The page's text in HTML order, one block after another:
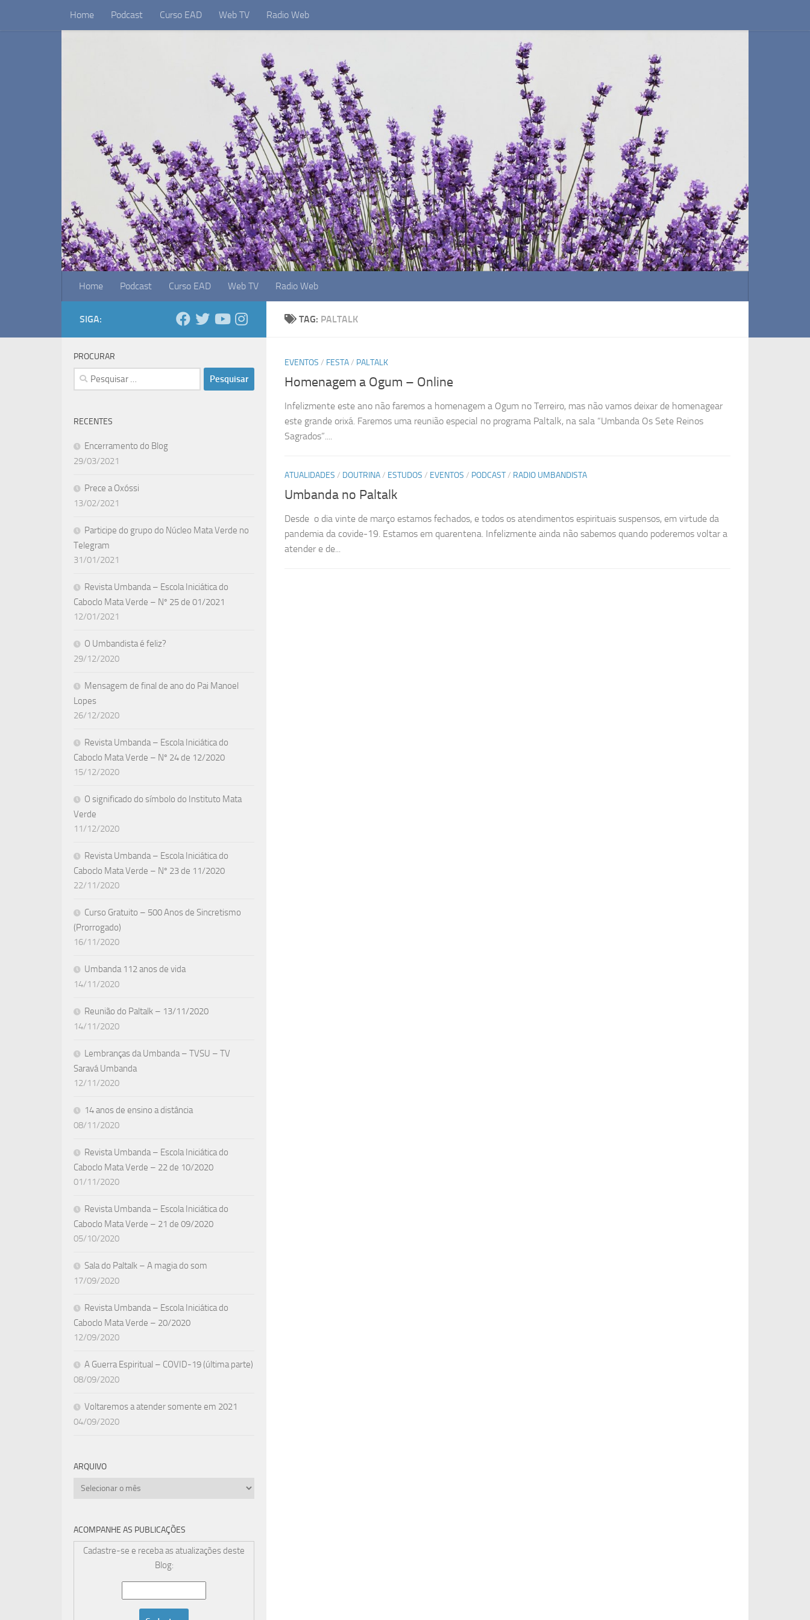
Skip to contentHome Podcast Curso EAD Web TV Radio Web
Home Podcast Curso EAD Web TV Radio Web
TAG: PALTALK
EVENTOS / FESTA/ PALTALK
Homenagem a Ogum – Online
Infelizmente este ano não faremos a homenagem a Ogum no Terreiro, mas não vamos deixar de homenagear
este grande orixá. Faremos uma reunião especial no programa Paltalk, na sala “Umbanda Os Sete Reinos
Sagrados”....
ATUALIDADES / DOUTRINA/ ESTUDOS / EVENTOS / PODCAST/ RADIO UMBANDISTA
Umbanda no Paltalk
Desde o dia vinte de março estamos fechados, e todos os atendimentos espirituais suspensos, em virtude da
pandemia da covide-19. Estamos em quarentena. Infelizmente ainda não sabemos quando poderemos voltar a
atender e de...
SIGA:
PROCURAR
Pesquisar
por:
RECENTES
Encerramento do Blog
29/03/2021
Prece a Oxóssi
13/02/2021
Participe do grupo do Núcleo Mata Verde no
Telegram
31/01/2021
Revista Umbanda – Escola Iniciática do
Caboclo Mata Verde – Nº 25 de 01/2021
12/01/2021
O Umbandista é feliz?
29/12/2020
Mensagem de final de ano do Pai Manoel
Lopes
26/12/2020
Revista Umbanda – Escola Iniciática do
Caboclo Mata Verde – Nº 24 de 12/2020
15/12/2020
O significado do símbolo do Instituto Mata
Verde
11/12/2020
Revista Umbanda – Escola Iniciática do
Caboclo Mata Verde – Nº 23 de 11/2020
22/11/2020
Curso Gratuito – 500 Anos de Sincretismo
(Prorrogado)
16/11/2020
Umbanda 112 anos de vida
14/11/2020
Reunião do Paltalk – 13/11/2020
14/11/2020
Lembranças da Umbanda – TVSU – TV
Saravá Umbanda
12/11/2020
14 anos de ensino a distância
08/11/2020
Revista Umbanda – Escola Iniciática do
Caboclo Mata Verde – 22 de 10/2020
01/11/2020
Revista Umbanda – Escola Iniciática do
Caboclo Mata Verde – 21 de 09/2020
05/10/2020
Sala do Paltalk – A magia do som
17/09/2020
Revista Umbanda – Escola Iniciática do
Caboclo Mata Verde – 20/2020
12/09/2020
A Guerra Espiritual – COVID-19 (última parte)
08/09/2020
Voltaremos a atender somente em 2021
04/09/2020
ARQUIVO
Arquivo
ACOMPANHE AS PUBLICAÇÕES
Cadastre-se e receba as atualizações deste
Blog: